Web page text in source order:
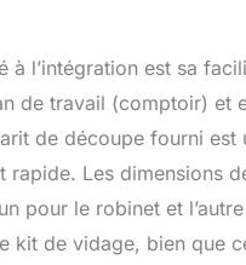
l’intégration est sa
de travail (comptoir) et
de découpe fourni
Les dimensions
pour le robinet et
kit de vidage, bien que